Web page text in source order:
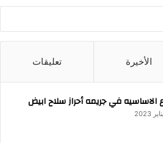
الأخيرة تعليقات
الاساسيه في جريمه أحراز سلاح ابيض